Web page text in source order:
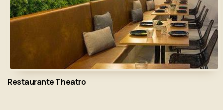
Restaurante Theatro